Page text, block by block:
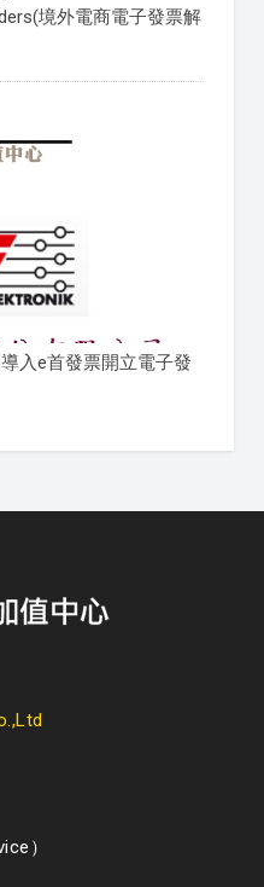
境外電商電子發票解
入e首發票開立電子發
）